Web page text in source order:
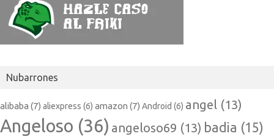
Nubarrones
alibaba (7) aliexpress (6) amazon (7) Android (6) angel (13)
Angeloso (36) angeloso69 (13) badia (15)